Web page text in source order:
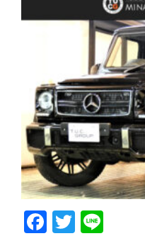
Facebook
Twitter